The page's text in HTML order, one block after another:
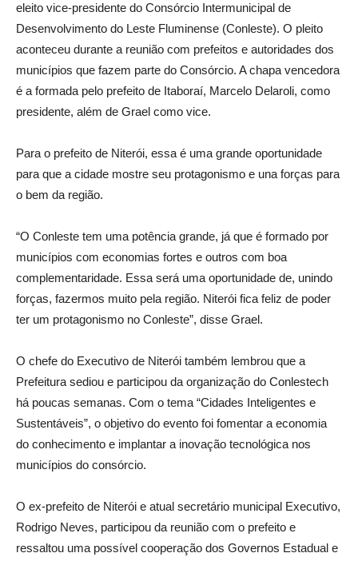
eleito vice-presidente do Consórcio Intermunicipal de
Desenvolvimento do Leste Fluminense (Conleste). O pleito
aconteceu durante a reunião com prefeitos e autoridades dos
municípios que fazem parte do Consórcio. A chapa vencedora
é a formada pelo prefeito de Itaboraí, Marcelo Delaroli, como
presidente, além de Grael como vice.
Para o prefeito de Niterói, essa é uma grande oportunidade
para que a cidade mostre seu protagonismo e una forças para
o bem da região.
“O Conleste tem uma potência grande, já que é formado por
municípios com economias fortes e outros com boa
complementaridade. Essa será uma oportunidade de, unindo
forças, fazermos muito pela região. Niterói fica feliz de poder
ter um protagonismo no Conleste”, disse Grael.
O chefe do Executivo de Niterói também lembrou que a
Prefeitura sediou e participou da organização do Conlestech
há poucas semanas. Com o tema “Cidades Inteligentes e
Sustentáveis”, o objetivo do evento foi fomentar a economia
do conhecimento e implantar a inovação tecnológica nos
municípios do consórcio.
O ex-prefeito de Niterói e atual secretário municipal Executivo,
Rodrigo Neves, participou da reunião com o prefeito e
ressaltou uma possível cooperação dos Governos Estadual e